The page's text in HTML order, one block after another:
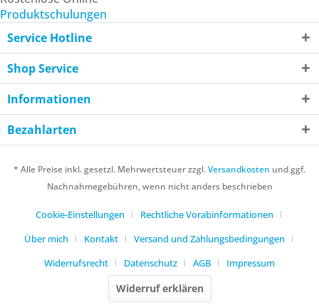
Produktschulungen
Service Hotline
Shop Service
Informationen
Bezahlarten
* Alle Preise inkl. gesetzl. Mehrwertsteuer zzgl.Versandkosten und ggf.
Nachnahmegebühren, wenn nicht anders beschrieben
Cookie-Einstellungen
Rechtliche Vorabinformationen
Über mich
Kontakt
Versand und Zahlungsbedingungen
Widerrufsrecht
Datenschutz AGB Impressum
Widerruf erklären